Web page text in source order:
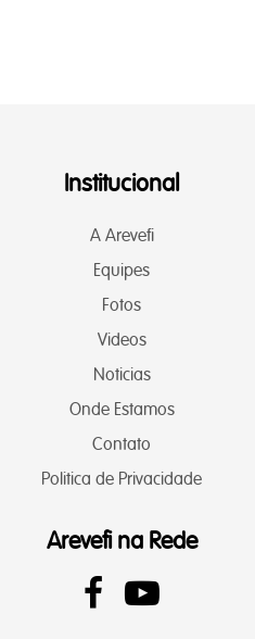
Institucional
A Arevefi
Equipes
Fotos
Videos
Noticias
Onde Estamos
Contato
Politica de Privacidade
Arevefi na Rede